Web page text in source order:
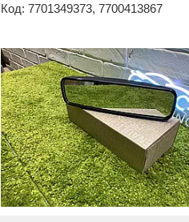
7701349373, 7700413867